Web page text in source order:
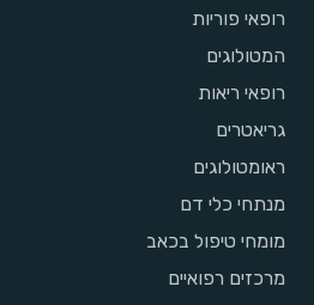
רופאי פוריות
המטולוגים
רופאי ריאות
גריאטרים
ראומטולוגים
מנתחי כלי דם
מומחי טיפול בכאב
מרכזים רפואיים